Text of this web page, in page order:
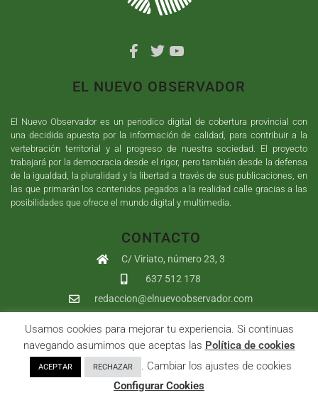
EL NUEVO OBSERVADOR
El Nuevo Observador es un periodico digital de cobertura provincial con
una decidida apuesta por la información de calidad, para contribuir a la
vertebración territorial y al progreso de nuestra sociedad. El proyecto
trabajará por la democracia desde el rigor, pero también desde la defensa
de la igualdad, la pluralidad y la libertad a través de sus publicaciones, en
las que primarán los contenidos pegados a la realidad calle gracias a las
posibilidades que ofrece el mundo digital y multimedia.
CONTACTO
C/ Viriato, número 23, 3
637 512 178
redaccion@elnuevoobservador.com
Copyright ©2026 El Nuevo Observador | Sumurdigital Diseño web
yDesarrollo| All Rights Reserved |
Privacidad|Política de cookies|User
Usamos cookies para mejorar tu experiencia. Si continuas
navegando asumimos que aceptas las Política de cookies
ACEPTAR RECHAZAR
. Cambiar los ajustes de cookies
Configurar Cookies